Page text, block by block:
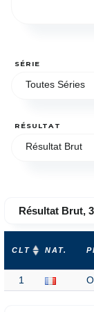
SÉRIE
Toutes Séries
RÉSULTAT
Résultat Brut
Résultat Brut,
CLT NAT.
1